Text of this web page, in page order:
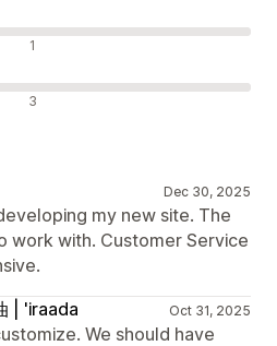
1
3
Dec 30, 2025
my new site. The
work with. Customer Service
| 'iraada
Oct 31, 2025
We should have